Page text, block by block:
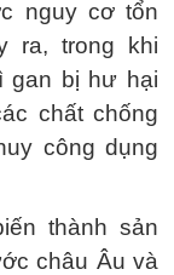
nguy cơ tổn
ra, trong khi
gan bị hư hại
chất chống
công dụng
thành sản
châu Âu và